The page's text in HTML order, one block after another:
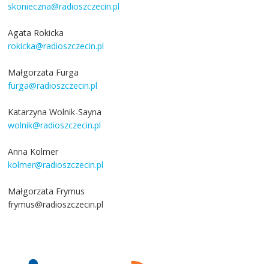
skonieczna@radioszczecin.pl
Agata Rokicka
rokicka@radioszczecin.pl
Małgorzata Furga
furga@radioszczecin.pl
Katarzyna Wolnik-Sayna
wolnik@radioszczecin.pl
Anna Kolmer
kolmer@radioszczecin.pl
Małgorzata Frymus
frymus@radioszczecin.pl